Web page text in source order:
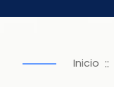
Inicio ::